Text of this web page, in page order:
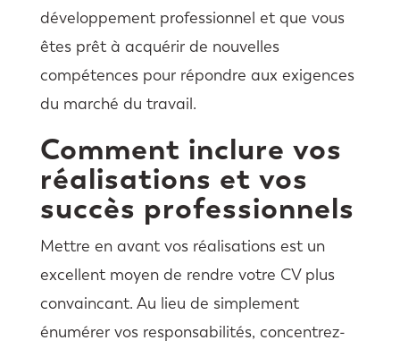
développement professionnel et que vous
êtes prêt à acquérir de nouvelles
compétences pour répondre aux exigences
du marché du travail.
Comment inclure vos
réalisations et vos
succès professionnels
Mettre en avant vos réalisations est un
excellent moyen de rendre votre CV plus
convaincant. Au lieu de simplement
énumérer vos responsabilités, concentrez-